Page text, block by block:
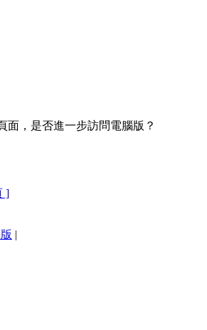
面，是否進一步訪問電腦版？
]
|